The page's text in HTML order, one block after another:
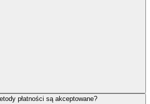
płatności są akceptowane?